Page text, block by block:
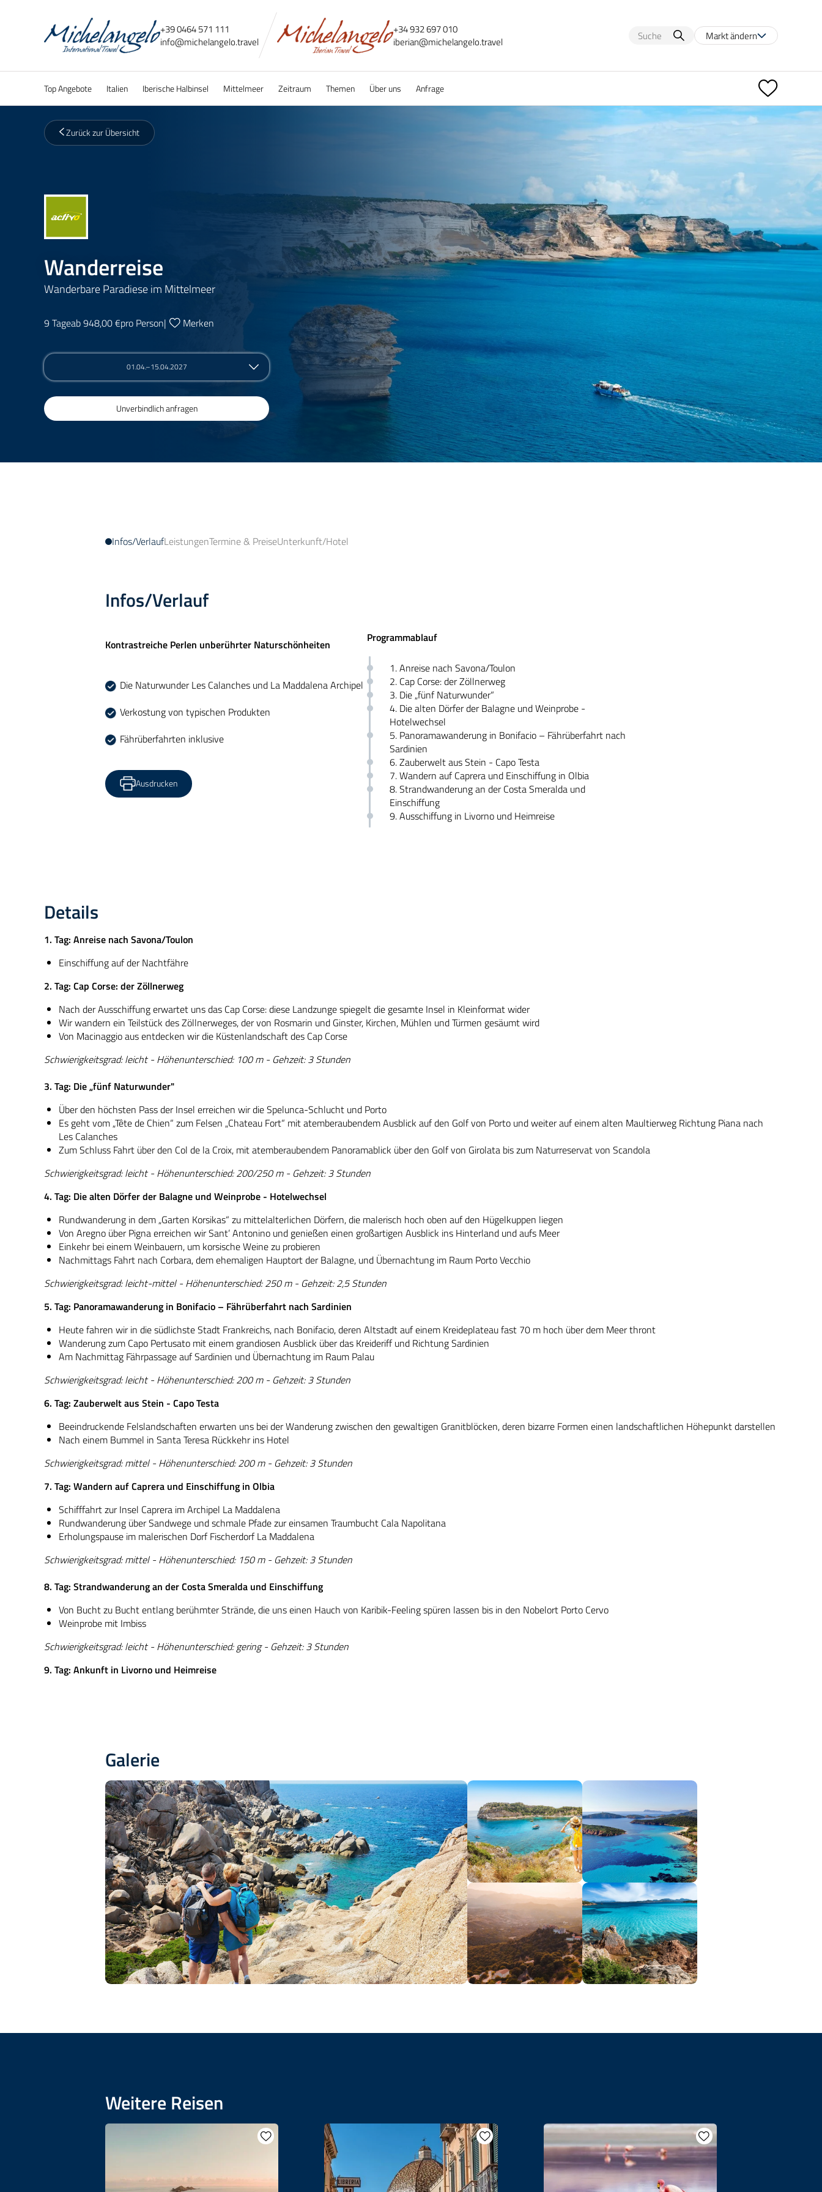
+39 0464 571 111
info@michelangelo.travel
+34 932 697 010
iberian@michelangelo.travel Markt ändern
Top Angebote Italien Iberische Halbinsel Mittelmeer Zeitraum Themen Über uns Anfrage
Zurück zur Übersicht
Wanderreise
Wanderbare Paradiese im Mittelmeer
9 Tageab 948,00 €pro Person| Merken
01.04.–15.04.2027
Unverbindlich anfragen
Infos/VerlaufLeistungenTermine & PreiseUnterkunft/Hotel
Infos/Verlauf
Kontrastreiche Perlen unberührter Naturschönheiten
Die Naturwunder Les Calanches und La Maddalena Archipel
Verkostung von typischen Produkten
Fährüberfahrten inklusive
Ausdrucken
Programmablauf
1. Anreise nach Savona/Toulon
2. Cap Corse: der Zöllnerweg
3. Die „fünf Naturwunder“
4. Die alten Dörfer der Balagne und Weinprobe -
Hotelwechsel
5. Panoramawanderung in Bonifacio – Fährüberfahrt nach
Sardinien
6. Zauberwelt aus Stein - Capo Testa
7. Wandern auf Caprera und Einschiffung in Olbia
8. Strandwanderung an der Costa Smeralda und
Einschiffung
9. Ausschiffung in Livorno und Heimreise
Details
1. Tag: Anreise nach Savona/Toulon
Einschiffung auf der Nachtfähre
2. Tag: Cap Corse: der Zöllnerweg
Nach der Ausschiffung erwartet uns das Cap Corse: diese Landzunge spiegelt die gesamte Insel in Kleinformat wider
Wir wandern ein Teilstück des Zöllnerweges, der von Rosmarin und Ginster, Kirchen, Mühlen und Türmen gesäumt wird
Von Macinaggio aus entdecken wir die Küstenlandschaft des Cap Corse
Schwierigkeitsgrad: leicht - Höhenunterschied: 100 m - Gehzeit: 3 Stunden
3. Tag: Die „fünf Naturwunder"
Über den höchsten Pass der Insel erreichen wir die Spelunca-Schlucht und Porto
Es geht vom „Tête de Chien“ zum Felsen „Chateau Fort“ mit atemberaubendem Ausblick auf den Golf von Porto und weiter auf einem alten Maultierweg Richtung Piana nach
Les Calanches
Zum Schluss Fahrt über den Col de la Croix, mit atemberaubendem Panoramablick über den Golf von Girolata bis zum Naturreservat von Scandola
Schwierigkeitsgrad: leicht - Höhenunterschied: 200/250 m - Gehzeit: 3 Stunden
4. Tag: Die alten Dörfer der Balagne und Weinprobe - Hotelwechsel
Rundwanderung in dem „Garten Korsikas“ zu mittelalterlichen Dörfern, die malerisch hoch oben auf den Hügelkuppen liegen
Von Aregno über Pigna erreichen wir Sant’ Antonino und genießen einen großartigen Ausblick ins Hinterland und aufs Meer
Einkehr bei einem Weinbauern, um korsische Weine zu probieren
Nachmittags Fahrt nach Corbara, dem ehemaligen Hauptort der Balagne, und Übernachtung im Raum Porto Vecchio
Schwierigkeitsgrad: leicht-mittel - Höhenunterschied: 250 m - Gehzeit: 2,5 Stunden
5. Tag: Panoramawanderung in Bonifacio – Fährüberfahrt nach Sardinien
Heute fahren wir in die südlichste Stadt Frankreichs, nach Bonifacio, deren Altstadt auf einem Kreideplateau fast 70 m hoch über dem Meer thront
Wanderung zum Capo Pertusato mit einem grandiosen Ausblick über das Kreideriff und Richtung Sardinien
Am Nachmittag Fährpassage auf Sardinien und Übernachtung im Raum Palau
Schwierigkeitsgrad: leicht - Höhenunterschied: 200 m - Gehzeit: 3 Stunden
6. Tag: Zauberwelt aus Stein - Capo Testa
Beeindruckende Felslandschaften erwarten uns bei der Wanderung zwischen den gewaltigen Granitblöcken, deren bizarre Formen einen landschaftlichen Höhepunkt darstellen
Nach einem Bummel in Santa Teresa Rückkehr ins Hotel
Schwierigkeitsgrad: mittel - Höhenunterschied: 200 m - Gehzeit: 3 Stunden
7. Tag: Wandern auf Caprera und Einschiffung in Olbia
Schifffahrt zur Insel Caprera im Archipel La Maddalena
Rundwanderung über Sandwege und schmale Pfade zur einsamen Traumbucht Cala Napolitana
Erholungspause im malerischen Dorf Fischerdorf La Maddalena
Schwierigkeitsgrad: mittel - Höhenunterschied: 150 m - Gehzeit: 3 Stunden
8. Tag: Strandwanderung an der Costa Smeralda und Einschiffung
Von Bucht zu Bucht entlang berühmter Strände, die uns einen Hauch von Karibik-Feeling spüren lassen bis in den Nobelort Porto Cervo
Weinprobe mit Imbiss
Schwierigkeitsgrad: leicht - Höhenunterschied: gering - Gehzeit: 3 Stunden
9. Tag: Ankunft in Livorno und Heimreise
Galerie
Weitere Reisen